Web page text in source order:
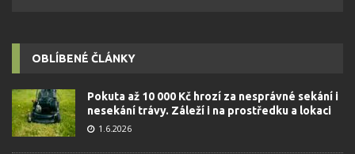
OBLÍBENÉ ČLÁNKY
Pokuta až 10 000 Kč hrozí za nesprávné sekání i
nesekání trávy. Záleží i na prostředku a lokaci
1.6.2026